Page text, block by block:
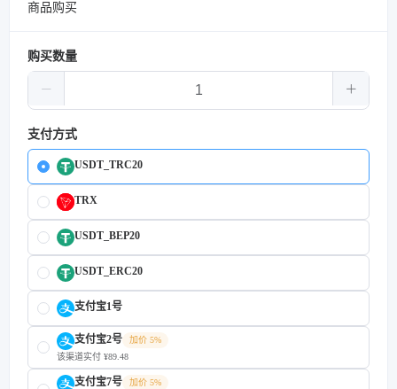
商品购买
购买数量
支付方式
USDT_TRC20
TRX
USDT_BEP20
USDT_ERC20
支付宝1号
支付宝2号
加价 5%
该渠道实付 ¥89.48
支付宝7号
加价 5%